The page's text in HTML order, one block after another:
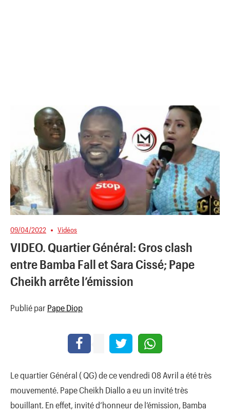
09/04/2022 Vidéos
VIDEO. Quartier Général: Gros clash
entre Bamba Fall et Sara Cissé; Pape
Cheikh arrête l’émission
Publié par Pape Diop
Le quartier Général ( QG) de ce vendredi 08 Avril a été très
mouvementé. Pape Cheikh Diallo a eu un invité très
bouillant. En effet, invité d’honneur de l’émission, Bamba